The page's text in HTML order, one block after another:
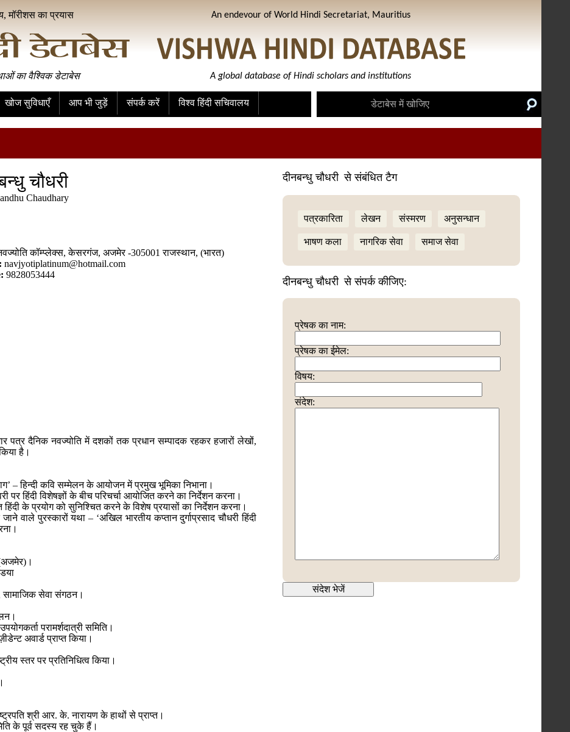
मॉरीशस का प्रयास An endevour of World Hindi Secretariat, Mauritius
का वैश्विक डेटाबेस A global database of Hindi scholars and institutions
खोज सुविधाएँ आप भी जुड़ें संपर्क करें विश्व हिंदी सचिवालय
चौधरी
Chaudhary
कॉम्प्लेक्स, केसरगंज, अजमेर -305001 राजस्थान, (भारत)
navjyotiplatinum@hotmail.com
9828053444
दीनबन्धु चौधरी से संबंधित टैग
पत्रकारिता लेखन संस्मरण अनुसन्धान
भाषण कला नागरिक सेवा समाज सेवा
दीनबन्धु चौधरी से संपर्क कीजिए:
प्रेषक का नाम:
प्रेषक का ईमेल:
विषय:
संदेश:
पत्र दैनिक नवज्योति में दशकों तक प्रधान सम्पादक रहकर हजारों लेखों,
है।
– हिन्दी कवि सम्मेलन के आयोजन में प्रमुख भूमिका निभाना।
पर हिंदी विशेषज्ञों के बीच परिचर्चा आयोजित करने का निर्देशन करना।
हिंदी के प्रयोग को सुनिश्चित करने के विशेष प्रयासों का निर्देशन करना।
वाले पुरस्कारों यथा – ‘अखिल भारतीय कप्तान दुर्गाप्रसाद चौधरी हिंदी
सामाजिक सेवा संगठन।
परामर्शदात्री समिति।
अवार्ड प्राप्त किया।
स्तर पर प्रतिनिधित्व किया।
श्री आर. के. नारायण के हाथों से प्राप्त।
के पूर्व सदस्य रह चुके हैं।